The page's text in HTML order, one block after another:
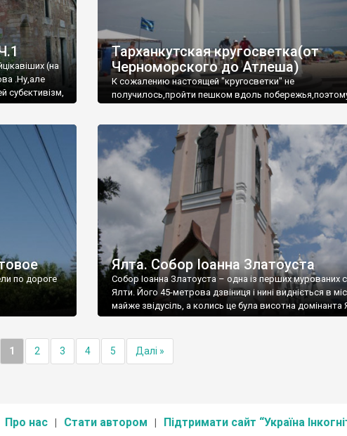
(на
.Ну,але
субєктивізм,
Тарханкутская кругосветка(от
Черноморского до Атлеша)
К сожалению настоящей "кругосветки" не
получилось,пройти пешком вдоль
по дороге
Ялта. Собор Іоанна Златоуста
Собор Іоанна Златоуста – одна із перших мурованих
Ялти. Його 45-метрова дзвіниця і нині видніється в
майже звідусіль, а колись це була висотна домінанта
1 2 3 4 5 Далі »
Про нас Стати автором Підтримати сайт “Україна